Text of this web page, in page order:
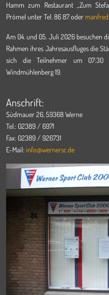
Hamm zum Restaurant „Zum
Prömel unter Tel. 86 87 oder
Am 04. und 05. Juli 2026 besuchen
Rahmen ihres Jahresausfluges die
sich die Teilnehmer um 07:30
Windmühlenberg 19.
Anschrift:
Südmauer 26, 59368 Werne
Tel.: 02389 / 6971
Fax: 02389 / 926731
E-Mail: info@wernersc.de